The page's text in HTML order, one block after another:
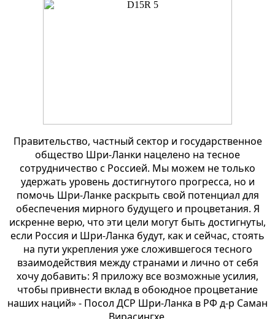
Правительство, частный сектор и государственное
общество Шри-Ланки нацелено на тесное
сотрудничество с Россией. Мы можем не только
удержать уровень достигнутого прогресса, но и
помочь Шри-Ланке раскрыть свой потенциал для
обеспечения мирного будущего и процветания. Я
искренне верю, что эти цели могут быть достигнуты,
если Россия и Шри-Ланка будут, как и сейчас, стоять
на пути укрепления уже сложившегося тесного
взаимодействия между странами и лично от себя
хочу добавить: Я приложу все возможные усилия,
чтобы привнести вклад в обоюдное процветание
наших наций» - Посол ДСР Шри-Ланка в РФ д-р Саман